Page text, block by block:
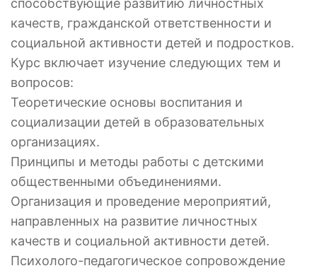
способствующие развитию личностных
качеств, гражданской ответственности и
социальной активности детей и подростков.
Курс включает изучение следующих тем и
вопросов:
Теоретические основы воспитания и
социализации детей в образовательных
организациях.
Принципы и методы работы с детскими
общественными объединениями.
Организация и проведение мероприятий,
направленных на развитие личностных
качеств и социальной активности детей.
Психолого-педагогическое сопровождение